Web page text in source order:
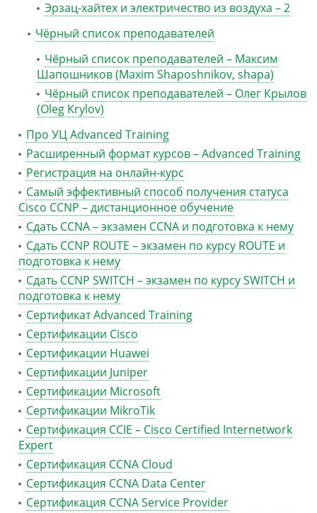
Эрзац-хайтех и электричество из воздуха – 2
Чёрный список преподавателей
Чёрный список преподавателей – Максим
Шапошников (Maxim Shaposhnikov, shapa)
Чёрный список преподавателей – Олег Крылов
(Oleg Krylov)
Про УЦ Advanced Training
Расширенный формат курсов – Advanced Training
Регистрация на онлайн-курс
Самый эффективный способ получения статуса
Cisco CCNP – дистанционное обучение
Сдать CCNA – экзамен CCNA и подготовка к нему
Сдать CCNP ROUTE – экзамен по курсу ROUTE и
подготовка к нему
Сдать CCNP SWITCH – экзамен по курсу SWITCH и
подготовка к нему
Сертификат Advanced Training
Сертификации Cisco
Сертификации Huawei
Сертификации Juniper
Сертификации Microsoft
Сертификации MikroTik
Сертификация CCIE – Cisco Certified Internetwork
Expert
Сертификация CCNA Cloud
Сертификация CCNA Data Center
Сертификация CCNA Service Provider